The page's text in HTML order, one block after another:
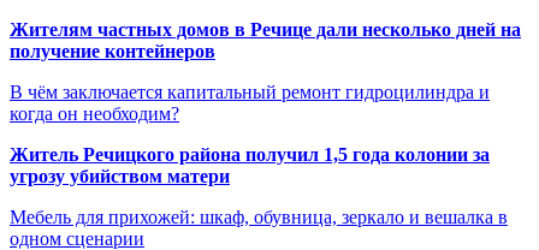
Жителям частных домов в Речице дали несколько дней на
получение контейнеров
В чём заключается капитальный ремонт гидроцилиндра и
когда он необходим?
Житель Речицкого района получил 1,5 года колонии за
угрозу убийством матери
Мебель для прихожей: шкаф, обувница, зеркало и вешалка в
одном сценарии